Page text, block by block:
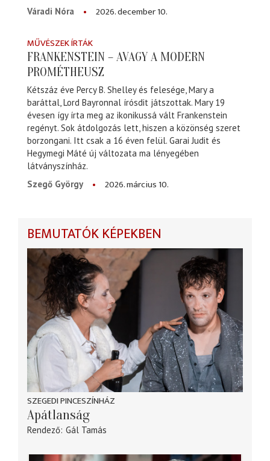
Váradi Nóra
2026. december 10.
MŰVÉSZEK ÍRTÁK
FRANKENSTEIN – AVAGY A MODERN
PROMÉTHEUSZ
Kétszáz éve Percy B. Shelley és felesége, Mary a
baráttal, Lord Bayronnal írósdit játszottak. Mary 19
évesen így írta meg az ikonikussá vált Frankenstein
regényt. Sok átdolgozás lett, hiszen a közönség szeret
borzongani. Itt csak a 16 éven felül. Garai Judit és
Hegymegi Máté új változata ma lényegében
látványszínház.
Szegő György
2026. március 10.
BEMUTATÓK KÉPEKBEN
SZEGEDI PINCESZÍNHÁZ
Apátlanság
Rendező Gál Tamás